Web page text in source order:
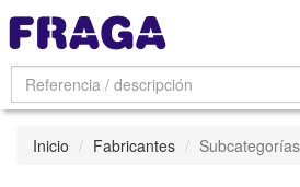
Inicio Fabricantes Subcategorías